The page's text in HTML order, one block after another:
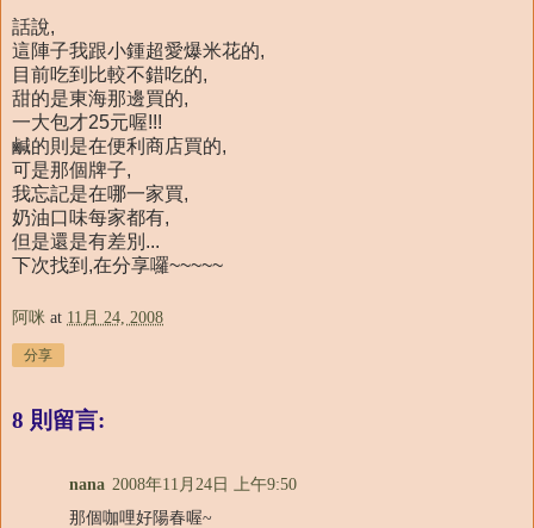
話說,
這陣子我跟小鍾超愛爆米花的,
目前吃到比較不錯吃的,
甜的是東海那邊買的,
一大包才25元喔!!!
鹹的則是在便利商店買的,
可是那個牌子,
我忘記是在哪一家買,
奶油口味每家都有,
但是還是有差別...
下次找到,在分享囉~~~~~
阿咪 at 11月 24, 2008
分享
8 則留言:
nana 2008年11月24日 上午9:50
那個咖哩好陽春喔~